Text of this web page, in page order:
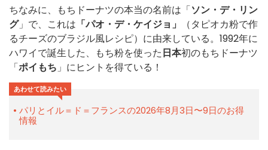
ちなみに、もちドーナツの本当の名前は「ソン・デ・リン
グ」で、これは 「パオ・デ・ケイジョ」
（タピオカ粉で作
るチーズのブラジル風レシピ）に由来している。 1992年に
ハワイで誕生した、もち粉を使った日本初のもちドーナツ
「ポイもち 」にヒントを得ている！
あわせて読みたい
パリとイル＝ド＝フランスの2026年8月3日〜9日のお得
情報